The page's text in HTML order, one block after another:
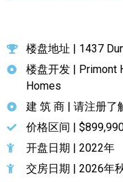
楼盘地址 | 1437
楼盘开发 | Primont
Homes
建 筑 商 | 请注册了
价格区间 |
开盘日期 | 2022年
交房日期 | 2026年